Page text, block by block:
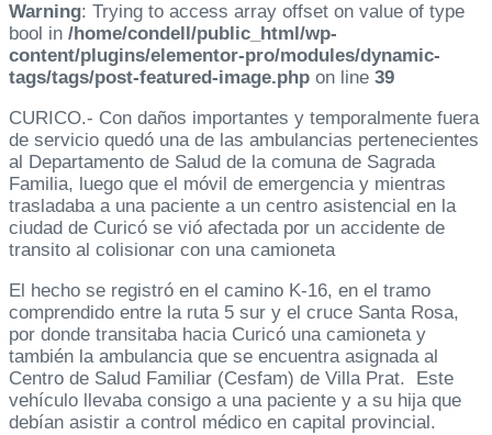
Warning: Trying to access array offset on value of type
bool in /home/condell/public_html/wp-
content/plugins/elementor-pro/modules/dynamic-
tags/tags/post-featured-image.php on line 39
CURICO.- Con daños importantes y temporalmente fuera
de servicio quedó una de las ambulancias pertenecientes
al Departamento de Salud de la comuna de Sagrada
Familia, luego que el móvil de emergencia y mientras
trasladaba a una paciente a un centro asistencial en la
ciudad de Curicó se vió afectada por un accidente de
transito al colisionar con una camioneta
El hecho se registró en el camino K-16, en el tramo
comprendido entre la ruta 5 sur y el cruce Santa Rosa,
por donde transitaba hacia Curicó una camioneta y
también la ambulancia que se encuentra asignada al
Centro de Salud Familiar (Cesfam) de Villa Prat. Este
vehículo llevaba consigo a una paciente y a su hija que
debían asistir a control médico en capital provincial.